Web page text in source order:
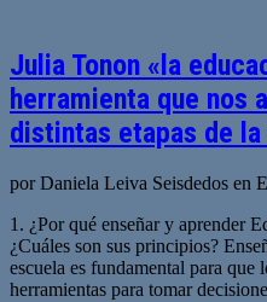
Julia Tonon «la
herramienta que nos
distintas etapas de la
por Daniela Leiva Seisdedos en
1. ¿Por qué enseñar y aprender
¿Cuáles son sus principios?
escuela es fundamental para que
herramientas para tomar